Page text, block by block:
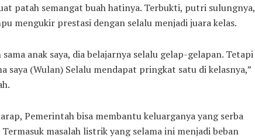
patah semangat buah hatinya. Terbukti, putri sulungnya,
mengukir prestasi dengan selalu menjadi juara kelas.
sama anak saya, dia belajarnya selalu gelap-gelapan. Tetapi
saya (Wulan) Selalu mendapat pringkat satu di kelasnya,”
Pemerintah bisa membantu keluarganya yang serba
masalah listrik yang selama ini menjadi beban